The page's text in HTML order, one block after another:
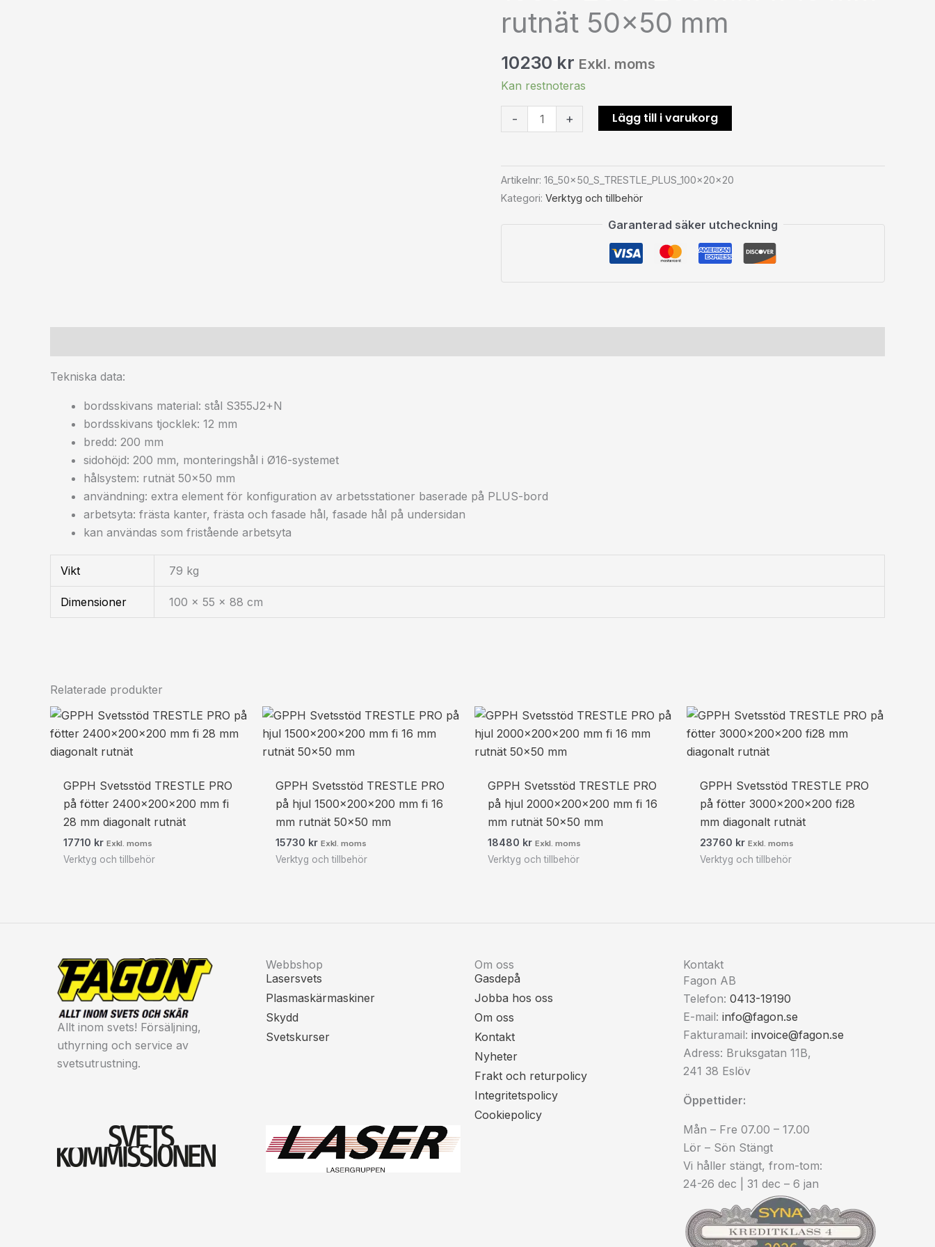
rutnät 50×50 mm
10230 kr Exkl. moms
Kan restnoteras
-
16
rutnät
50x50
mm
mängd
+ Lägg till i varukorg
Artikelnr: 16_50x50_S_TRESTLE_PLUS_100x20x20
Kategori: Verktyg och tillbehör
Garanterad säker utcheckning
Tekniska data:
bordsskivans material: stål S355J2+N
bordsskivans tjocklek: 12 mm
bredd: 200 mm
sidohöjd: 200 mm, monteringshål i Ø16-systemet
hålsystem: rutnät 50×50 mm
användning: extra element för konfiguration av arbetsstationer baserade på PLUS-bord
arbetsyta: frästa kanter, frästa och fasade hål, fasade hål på undersidan
kan användas som fristående arbetsyta
Vikt 79 kg
Dimensioner 100 × 55 × 88 cm
Relaterade produkter
GPPH Svetsstöd TRESTLE PRO
på fötter 2400x200x200 mm fi
28 mm diagonalt rutnät
17710 kr Exkl. moms
Verktyg och tillbehör
GPPH Svetsstöd TRESTLE PRO
på hjul 1500x200x200 mm fi 16
mm rutnät 50×50 mm
15730 kr Exkl. moms
Verktyg och tillbehör
GPPH Svetsstöd TRESTLE PRO
på hjul 2000x200x200 mm fi 16
mm rutnät 50×50 mm
18480 kr Exkl. moms
Verktyg och tillbehör
GPPH Svetsstöd TRESTLE PRO
på fötter 3000x200x200 fi28
mm diagonalt rutnät
23760 kr Exkl. moms
Verktyg och tillbehör
Allt inom svets! Försäljning,
uthyrning och service av
svetsutrustning.
Webbshop
Lasersvets
Plasmaskärmaskiner
Skydd
Svetskurser
Om oss
Gasdepå
Jobba hos oss
Om oss
Kontakt
Nyheter
Frakt och returpolicy
Integritetspolicy
Cookiepolicy
Kontakt
Fagon AB
Telefon: 0413-19190
E-mail: info@fagon.se
Fakturamail: invoice@fagon.se
Adress: Bruksgatan 11B,
241 38 Eslöv
Öppettider:
Mån – Fre 07.00 – 17.00
Lör – Sön Stängt
Vi håller stängt, from-tom:
24-26 dec | 31 dec – 6 jan